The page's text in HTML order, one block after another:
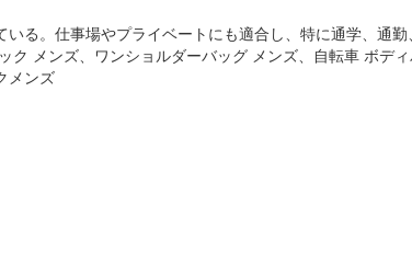
いる。仕事場やプライベートにも適合し、特に通学、通
ク メンズ、ワンショルダーバッグ メンズ、自転車 ボデ
メンズ